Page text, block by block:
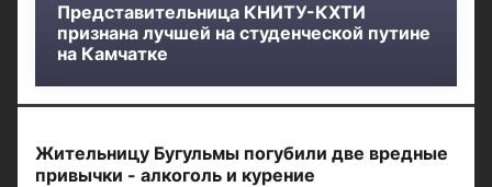
Представительница КНИТУ-КХТИ
признана лучшей на студенческой путине
на Камчатке
Жительницу Бугульмы погубили две вредные
привычки - алкоголь и курение